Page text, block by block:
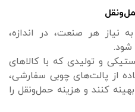
نیاز هر صنعت، در اندازه،
شود.
و تولیدی که با کالاهای
از پالت‌های چوبی سفارشی،
کنند و هزینه حمل‌ونقل را